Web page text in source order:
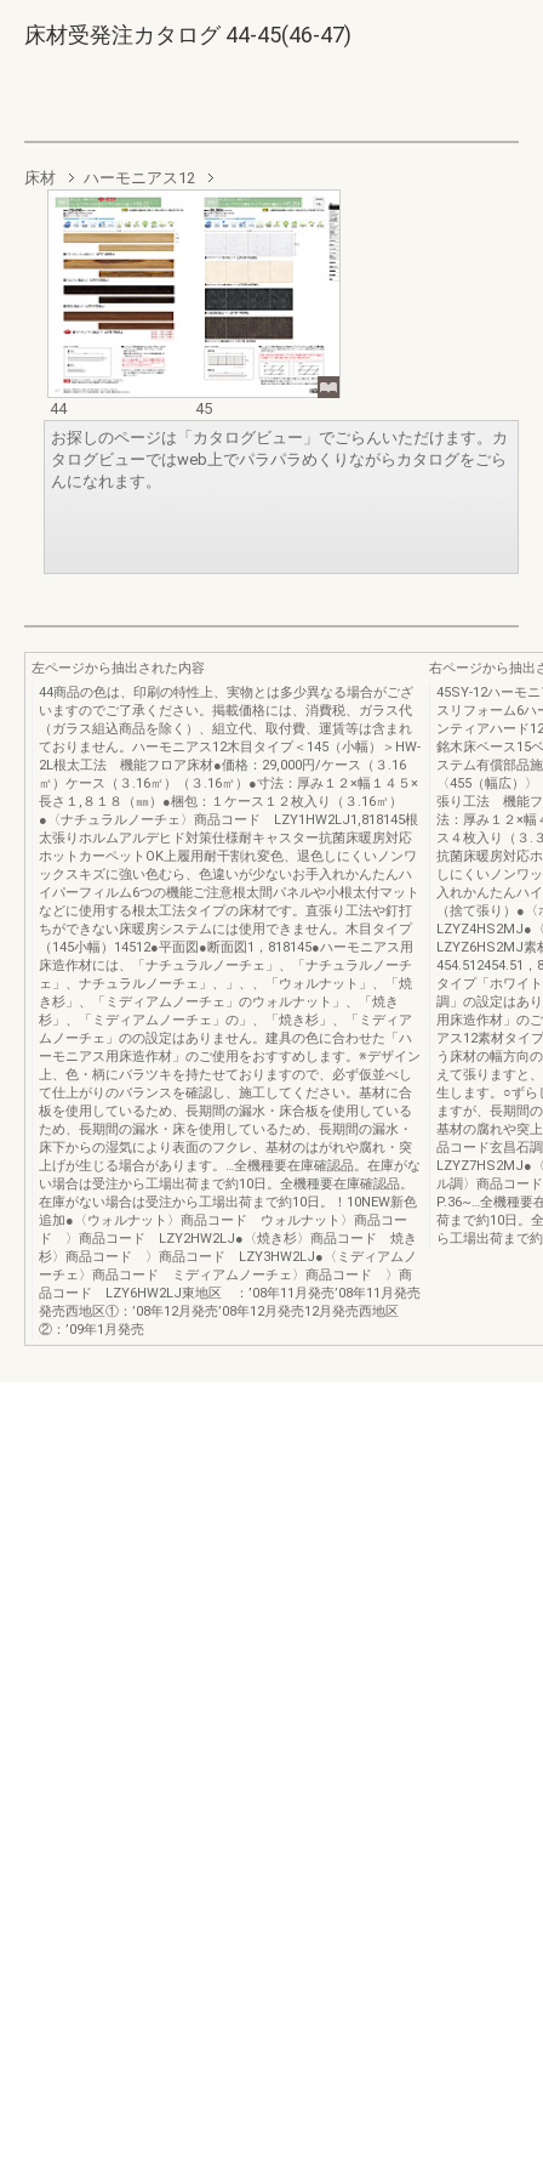
床材受発注カタログ 44-45(46-47)
床材 ハーモニアス12
44
45
お探しのページは「カタログビュー」でごらんいただけます。カ
タログビューではweb上でパラパラめくりながらカタログをごら
んになれます。
左ページから抽出された内容
44商品の色は、印刷の特性上、実物とは多少異なる場合がござ
いますのでご了承ください。掲載価格には、消費税、ガラス代
（ガラス組込商品を除く）、組立代、取付費、運賃等は含まれ
ておりません。ハーモニアス12木目タイプ＜145（小幅）＞HW-
2L根太工法 機能フロア床材●価格：29,000円/ケース（３.16
㎡）ケース（３.16㎡）（３.16㎡）●寸法：厚み１２×幅１４５×
長さ１,８１８（㎜）●梱包：１ケース１２枚入り（３.16㎡）
●〈ナチュラルノーチェ〉商品コード LZY1HW2LJ1,818145根
太張りホルムアルデヒド対策仕様耐キャスター抗菌床暖房対応
ホットカーペットOK上履用耐干割れ変色、退色しにくいノンワ
ックスキズに強い色むら、色違いが少ないお手入れかんたんハ
イパーフィルム6つの機能ご注意根太間パネルや小根太付マット
などに使用する根太工法タイプの床材です。直張り工法や釘打
ちができない床暖房システムには使用できません。木目タイプ
（145小幅）14512●平面図●断面図1，818145●ハーモニアス用
床造作材には、「ナチュラルノーチェ」、「ナチュラルノーチ
ェ」、ナチュラルノーチェ」、」、、「ウォルナット」、「焼
き杉」、「ミディアムノーチェ」のウォルナット」、「焼き
杉」、「ミディアムノーチェ」の」、「焼き杉」、「ミディア
ムノーチェ」のの設定はありません。建具の色に合わせた「ハ
ーモニアス用床造作材」のご使用をおすすめします。※デザイン
上、色・柄にバラツキを持たせておりますので、必ず仮並べし
て仕上がりのバランスを確認し、施工してください。基材に合
板を使用しているため、長期間の漏水・床合板を使用している
ため、長期間の漏水・床を使用しているため、長期間の漏水・
床下からの湿気により表面のフクレ、基材のはがれや腐れ・突
上げが生じる場合があります。…全機種要在庫確認品。在庫がな
い場合は受注から工場出荷まで約10日。全機種要在庫確認品。
在庫がない場合は受注から工場出荷まで約10日。！10NEW新色
追加●〈ウォルナット〉商品コード ウォルナット〉商品コー
ド 〉商品コード LZY2HW2LJ●〈焼き杉〉商品コード 焼き
杉〉商品コード 〉商品コード LZY3HW2LJ●〈ミディアムノ
ーチェ〉商品コード ミディアムノーチェ〉商品コード 〉商
品コード LZY6HW2LJ東地区 ：’08年11月発売’08年11月発売
発売西地区①：’08年12月発売’08年12月発売12月発売西地区
②：’09年1月発売
右ページから抽出
45SY-12ハーモ
スリフォーム6ハ
ンティアハード
銘木床ベース15
ステム有償部品
〈455（幅広）
張り工法 機能フ
法：厚み１２×幅
ス４枚入り（３.
抗菌床暖房対応
しにくいノンワ
入れかんたんハ
（捨て張り）●
LZYZ4HS2MJ●
LZYZ6HS2MJ素
454.512454.51，
タイプ「ホワイ
調」の設定はあ
用床造作材」の
アス12素材タイ
う床材の幅方向
えて張りますと
生します。○ずら
ますが、長期間
基材の腐れや突
品コード玄昌石
LZYZ7HS2MJ●
ル調〉商品コー
P.36~…全機種要
荷まで約10日。
ら工場出荷まで